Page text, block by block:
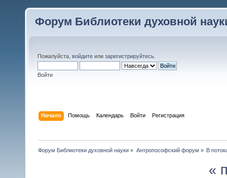
Форум Библиотеки духовной
Пожалуйста, войдите или зарегистрируйтесь
Войти
Начало Помощь Календарь Войти Регистрация
Форум Библиотеки духовной науки » Антропософский форум » В
«